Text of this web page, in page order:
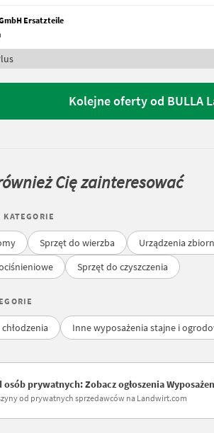
Ersatzteile
Kolejne oferty od BULLA
Cię zainteresować
Sprzęt do wierzba Urządzenia
Sprzęt do czyszczenia
Inne wyposażenia stajne i
osób prywatnych: Zobacz ogłoszenia
od prywatnych sprzedawców na Landwirt.com